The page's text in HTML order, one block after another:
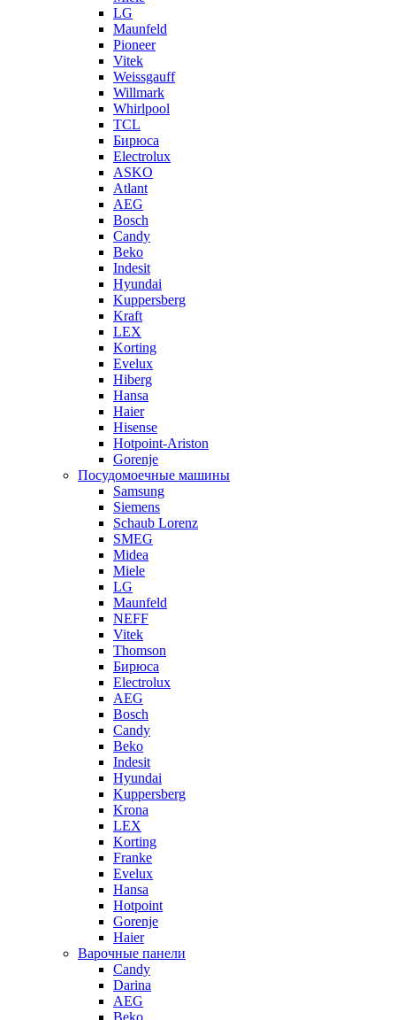
LG
Maunfeld
Pioneer
Vitek
Weissgauff
Willmark
Whirlpool
TCL
Бирюса
Electrolux
ASKO
Atlant
AEG
Bosch
Candy
Beko
Indesit
Hyundai
Kuppersberg
Kraft
LEX
Korting
Evelux
Hiberg
Hansa
Haier
Hisense
Hotpoint-Ariston
Gorenje
Посудомоечные машины
Samsung
Siemens
Schaub Lorenz
SMEG
Midea
Miele
LG
Maunfeld
NEFF
Vitek
Thomson
Бирюса
Electrolux
AEG
Bosch
Candy
Beko
Indesit
Hyundai
Kuppersberg
Krona
LEX
Korting
Franke
Evelux
Hansa
Hotpoint
Gorenje
Haier
Варочные панели
Candy
Darina
AEG